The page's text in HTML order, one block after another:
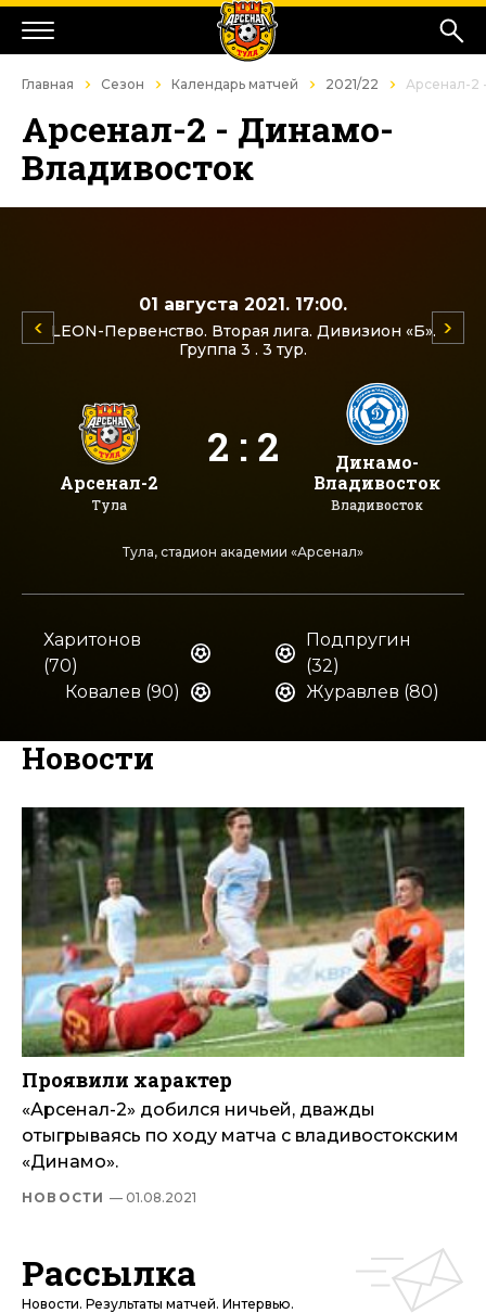
Главная Сезон Календарь матчей 2021/22 Арсенал-2
Арсенал-2 - Динамо-
Владивосток
01 августа 2021. 17:00.
LEON-Первенство. Вторая лига. Дивизион «Б».
Группа 3 . 3 тур.
Арсенал-2
Тула
2 : 2
Динамо-
Владивосток
Владивосток
Тула, стадион академии «Арсенал»
Харитонов
(70)
Ковалев (90)
Подпругин
(32)
Журавлев (80)
Новости
Проявили характер
«Арсенал-2» добился ничьей, дважды
отыгрываясь по ходу матча с владивостокским
«Динамо».
НОВОСТИ — 01.08.2021
Рассылка
Новости. Результаты матчей. Интервью.